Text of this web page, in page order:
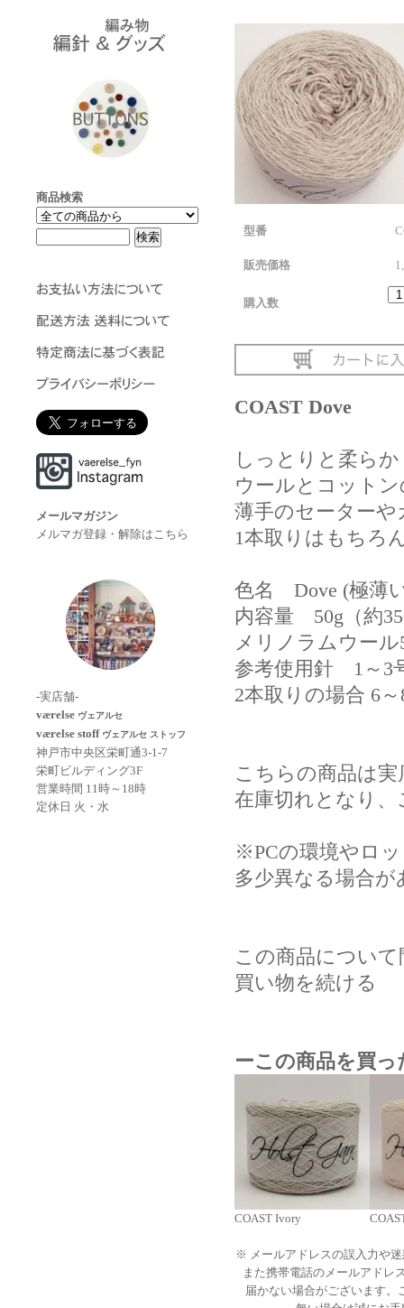
商品検索
メールマガジン
メルマガ登録・解除はこちら
-実店舗-
værelse ヴェアルセ
værelse stoff ヴェアルセ ストッフ
神戸市中央区栄町通3-1-7
栄町ビルディング3F
営業時間 11時～18時
定休日 火・水
型番
販売価格
購入数
COAST Dove
しっとりと柔ら
ウールとコット
薄手のセーター
1本取りはもちろ
色名 Dove (極薄
内容量 50g（約
メリノラムウー
参考使用針 1～3
2本取りの場合 6
こちらの商品は
在庫切れとなり
※PCの環境やロ
多少異なる場合が
この商品につい
買い物を続ける
ーこの商品を買
COAST Ivory
※ メールアドレスの誤入力や
また携帯電話のメールアドレ
届かない場合がございます。